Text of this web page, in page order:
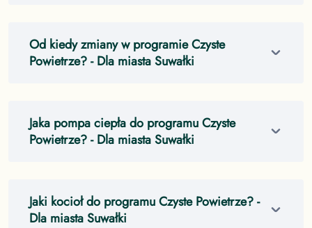
Od kiedy zmiany w programie Czyste
Powietrze?- Dla miasta Suwałki
Jaka pompa ciepła do programu Czyste
Powietrze?- Dla miasta Suwałki
Jaki kocioł do programu Czyste Powietrze?-
Dla miasta Suwałki